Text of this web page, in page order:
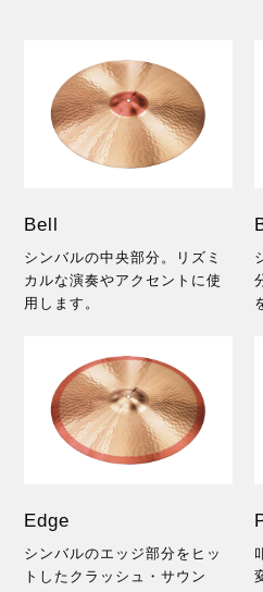
Bell
シンバルの中央部分。リズミ
カルな演奏やアクセントに使
用します。
Edge
シンバルのエッジ部分をヒッ
トしたクラッシュ・サウン